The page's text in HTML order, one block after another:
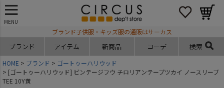
MENU
ブランド子供服・キッズ服の通販はサーカス
ブランド アイテム 新商品 コーデ 検索
HOME ブランド
ゴートゥーハリウッド
[ゴートゥーハリウッド] ビンテージフウ チロリアンテープツカイ ノースリーブ
TEE 10Y黄